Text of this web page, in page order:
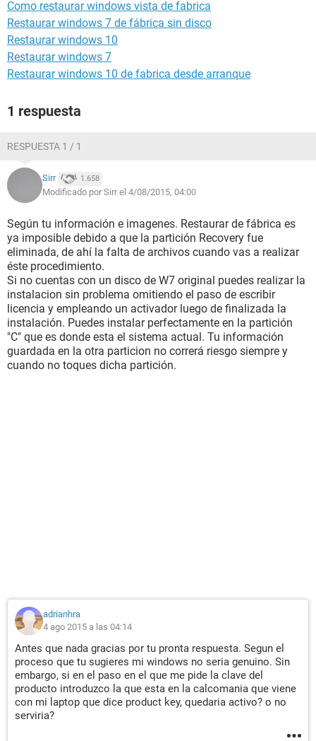
archivos o simplemente instalo en la particion que tenía mi
windows. Adjunto fotos de las particiones para que se guíen.
Como restaurar windows vista de fabrica
Restaurar windows 7 de fábrica sin disco
Restaurar windows 10
Restaurar windows 7
Restaurar windows 10 de fabrica desde arranque
1 respuesta
RESPUESTA 1 / 1
Sirr 1.658
Modificado por Sirr el 4/08/2015, 04:00
Según tu información e imagenes. Restaurar de fábrica es
ya imposible debido a que la partición Recovery fue
eliminada, de ahí la falta de archivos cuando vas a realizar
éste procedimiento.
Si no cuentas con un disco de W7 original puedes realizar la
instalacion sin problema omitiendo el paso de escribir
licencia y empleando un activador luego de finalizada la
instalación. Puedes instalar perfectamente en la partición
"C" que es donde esta el sistema actual. Tu información
guardada en la otra particion no correrá riesgo siempre y
cuando no toques dicha partición.
adrianhra
4 ago 2015 a las 04:14
Antes que nada gracias por tu pronta respuesta. Segun el
proceso que tu sugieres mi windows no seria genuino. Sin
embargo, si en el paso en el que me pide la clave del
producto introduzco la que esta en la calcomania que viene
con mi laptop que dice product key, quedaria activo? o no
serviria?